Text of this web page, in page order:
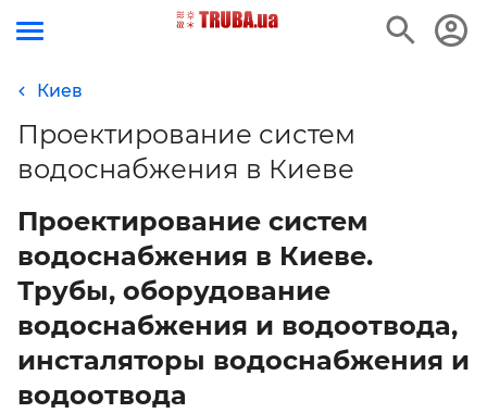
Киев
Проектирование систем
водоснабжения в Киеве
Проектирование систем
водоснабжения в Киеве.
Трубы, оборудование
водоснабжения и водоотвода,
инсталяторы водоснабжения и
водоотвода